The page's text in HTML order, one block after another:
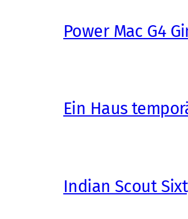
Power Mac G4
Ein Haus
Indian Scout